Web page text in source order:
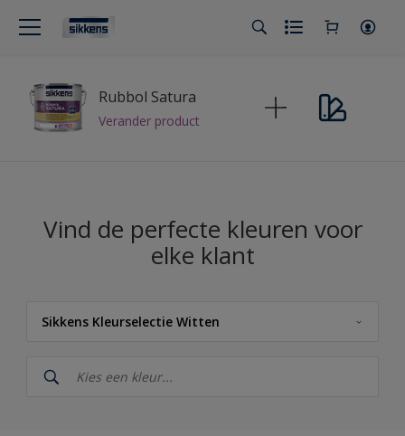
Rubbol Satura
Verander product
Vind de perfecte kleuren voor
elke klant
Sikkens Kleurselectie Witten
Sikkens